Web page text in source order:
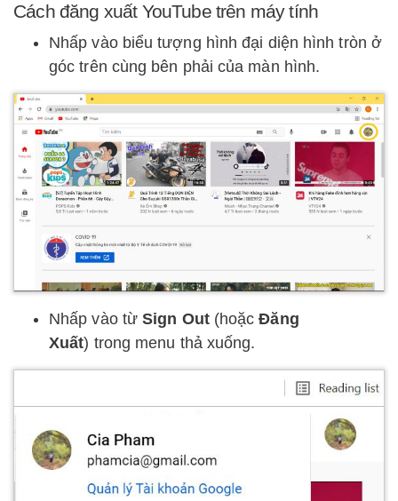
Cách đăng xuất YouTube trên máy tính
Nhấp vào biểu tượng hình đại diện hình tròn ở
góc trên cùng bên phải của màn hình.
Nhấp vào từSign Out (hoặcĐăng
Xuất) trong menu thả xuống.